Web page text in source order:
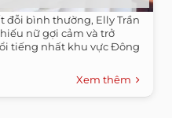
đỗi bình thường, Elly Trần
nữ gợi cảm và trở
tiếng nhất khu vực Đông
Xem thêm